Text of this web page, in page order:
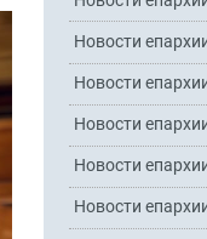
Новости
Новости
Новости
Новости
Новости